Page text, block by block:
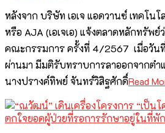
หลังจาก บริษัท เอเจ แอดวานซ์ เทคโน
หรือ AJA (เอเจเอ) แจ้งตลาดหลักทรัพ
คณะกรรมการ ครั้งที่ 4/2567 เมื่อวัน
ผ่านมา มีมติรับทราบการลาออกจากต
นางปรางค์ทิพย์ จันทร์วิสิฐศักดิ์Read